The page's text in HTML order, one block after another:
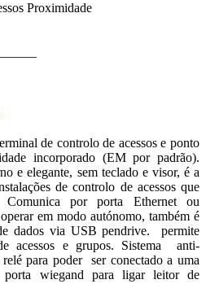
Proximidade
de controlo de acessos e ponto
incorporado (EM por padrão).
e elegante, sem teclado e visor, é a
de controlo de acessos que
Comunica por porta Ethernet ou
em modo autónomo, também é
dados via USB pendrive. permite
acessos e grupos. Sistema anti-
para poder ser conectado a uma
porta wiegand para ligar leitor de